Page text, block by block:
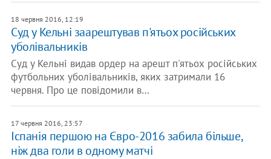
18 червня 2016, 12:19
Суд у Кельні заарештував п'ятьох російських
уболівальників
Суд у Кельні видав ордер на арешт п'ятьох російських
футбольних уболівальників, яких затримали 16
червня. Про це повідомили в…
17 червня 2016, 23:57
Іспанія першою на Євро-2016 забила більше,
ніж два голи в одному матчі